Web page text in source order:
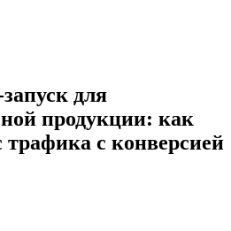
для
продукции: как
с конверсией